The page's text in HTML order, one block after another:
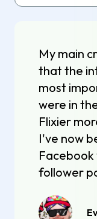
My main
that the
most
were in
Flixier
I've now
Facebook
follower